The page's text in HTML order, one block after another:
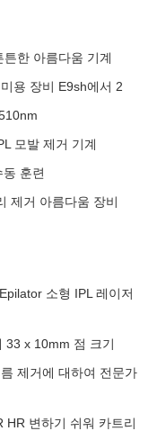
한 아름다움 기계
용 장비 E9sh에서 2
모발 제거 기계
훈련
제거 아름다움 장비
소형 IPL 레이저
33 x 10mm 점 크기
제거에 대하여 전문가
HR 변하기 쉬워 카트리